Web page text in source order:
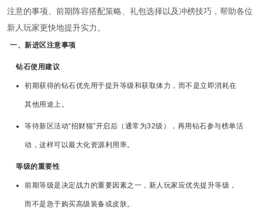
注意的事项、前期阵容搭配策略、礼包选择以及冲榜技巧，帮助各位
新人玩家更快地提升实力。
一、新进区注意事项
钻石使用建议
初期获得的钻石优先用于提升等级和获取体力，而不是立即消耗在
其他用途上。
等待新区活动“招财猫”开启后（通常为32级），再用钻石参与榜单活
动，这样可以最大化资源利用率。
等级的重要性
前期等级是决定战力的重要因素之一，新人玩家应优先提升等级，
而不是急于购买高级装备或皮肤。